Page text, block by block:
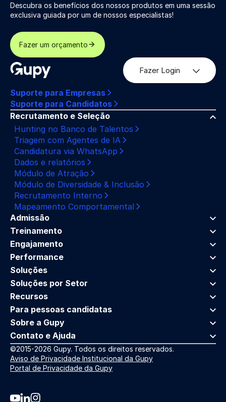
Descubra os benefícios dos nossos produtos em uma sessão
exclusiva guiada por um de nossos especialistas!
Fazer um orçamento
Fazer Login
Suporte para Empresas
Suporte para Candidatos
Recrutamento e Seleção
Hunting no Banco de Talentos
Triagem com Agentes de IA
Candidatura via WhatsApp
Dados e relatórios
Módulo de Atração
Módulo de Diversidade & Inclusão
Recrutamento Interno
Mapeamento Comportamental
Admissão
Treinamento
Engajamento
Performance
Soluções
Soluções por Setor
Recursos
Para pessoas candidatas
Sobre a Gupy
Contato e Ajuda
©2015-2026 Gupy. Todos os direitos reservados.
Aviso de Privacidade Institucional da Gupy
Portal de Privacidade da Gupy
Youtube da Gupy
Linkedin da Gupy
Instagram da Gupy